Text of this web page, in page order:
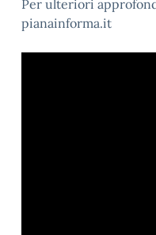
Per ulteriori
pianainforma.it